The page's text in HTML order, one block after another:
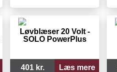
Løvblæser 20 Volt -
SOLO PowerPlus
401 kr. Læs mere